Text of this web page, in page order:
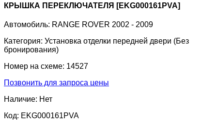
КРЫШКА ПЕРЕКЛЮЧАТЕЛЯ [EKG000161PVA]
Автомобиль: RANGE ROVER 2002 - 2009
Категория: Установка отделки передней двери (Без
бронирования)
Номер на схеме: 14527
Позвонить для запроса цены
Наличие: Нет
Код: EKG000161PVA